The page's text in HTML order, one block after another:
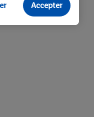
pour des
dans un panier
Accepter